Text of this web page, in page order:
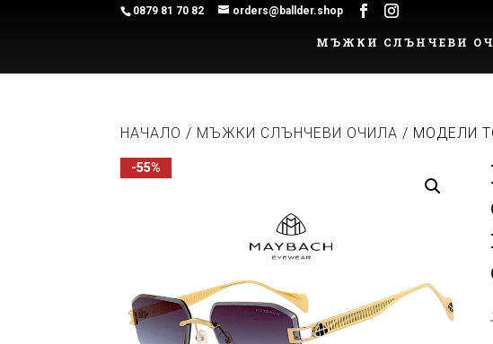
0879 81 70 82 orders@ballder.shop
МЪЖКИ СЛЪНЧЕВИ
НАЧАЛО / МЪЖКИ СЛЪНЧЕВИ ОЧИЛА / МОДЕЛИ
-55%